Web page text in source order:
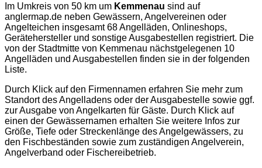
Im Umkreis von 50 km um Kemmenau sind auf
anglermap.de neben Gewässern, Angelvereinen oder
Angelteichen insgesamt 68 Angelläden, Onlineshops,
Gerätehersteller und sonstige Ausgabestellen registriert. Die
von der Stadtmitte von Kemmenau nächstgelegenen 10
Angelläden und Ausgabestellen finden sie in der folgenden
Liste.
Durch Klick auf den Firmennamen erfahren Sie mehr zum
Standort des Angelladens oder der Ausgabestelle sowie ggf.
zur Ausgabe von Angelkarten für Gäste. Durch Klick auf
einen der Gewässernamen erhalten Sie weitere Infos zur
Größe, Tiefe oder Streckenlänge des Angelgewässers, zu
den Fischbeständen sowie zum zuständigen Angelverein,
Angelverband oder Fischereibetrieb.